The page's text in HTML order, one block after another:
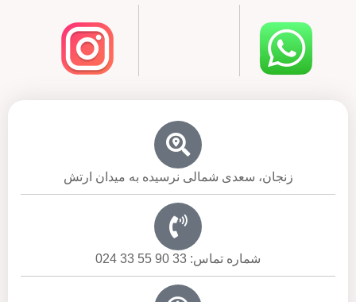
زنجان، سعدی شمالی نرسیده به میدان ارتش
شماره تماس: 33 90 55 33 024